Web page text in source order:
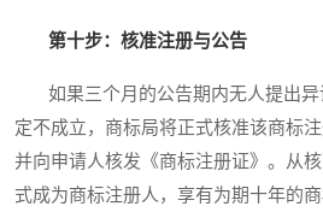
第十步：核准注册与公告
如果三个月的公告期内无人提出异
定不成立，商标局将正式核准该商标
并向申请人核发《商标注册证》。从
式成为商标注册人，享有为期十年的